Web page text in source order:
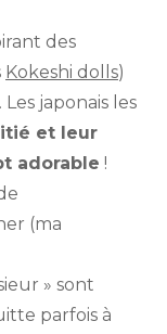
des
Kokeshi dolls)
japonais les
et leur
adorable !
(ma
» sont
parfois à